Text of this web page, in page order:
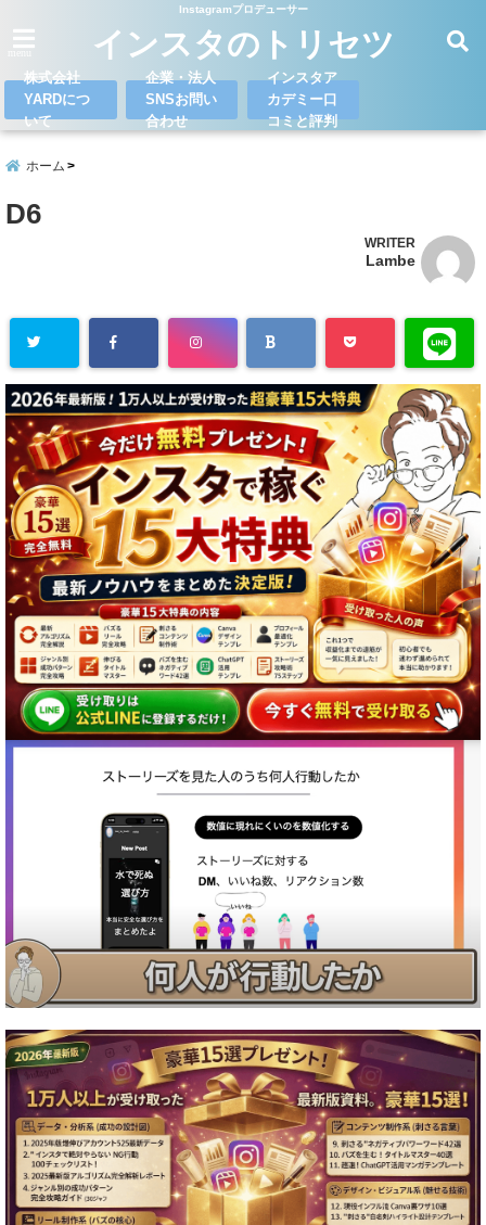
Instagramプロデューサー
インスタのトリセツ
株式会社
YARDにつ
いて
企業・法人
SNSお問い
合わせ
インスタア
カデミー口
コミと評判
ホーム
D6
WRITER
Lambe